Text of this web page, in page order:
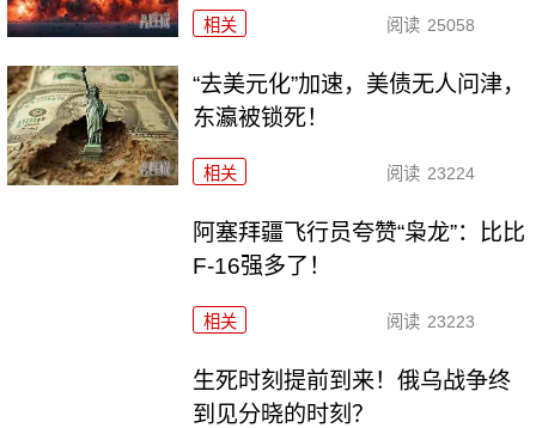
相关 阅读 25058
“去美元化”加速，美债无人问津，
东瀛被锁死！
相关 阅读 23224
阿塞拜疆飞行员夸赞“枭龙”：比比
F-16强多了！
相关 阅读 23223
生死时刻提前到来！俄乌战争终
到见分晓的时刻？